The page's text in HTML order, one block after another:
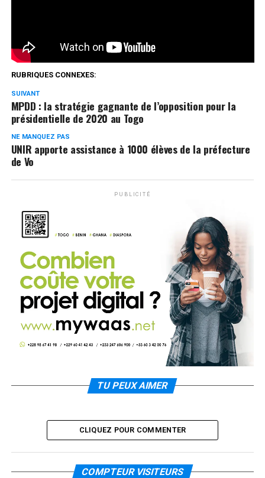
RUBRIQUES CONNEXES:
SUIVANT
MPDD : la stratégie gagnante de l’opposition pour la
présidentielle de 2020 au Togo
NE MANQUEZ PAS
UNIR apporte assistance à 1000 élèves de la préfecture
de Vo
PUBLICITÉ
TU PEUX AIMER
CLIQUEZ POUR COMMENTER
COMPTEUR VISITEURS